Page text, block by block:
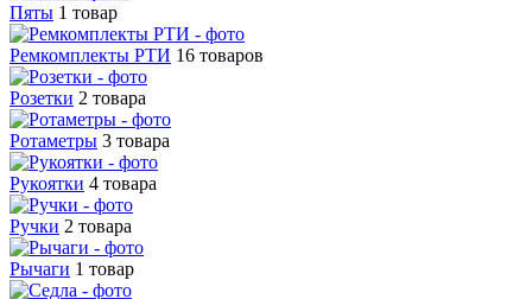
Пяты 1 товар
Ремкомплекты РТИ 16 товаров
Розетки 2 товара
Ротаметры 3 товара
Рукоятки 4 товара
Ручки 2 товара
Рычаги 1 товар